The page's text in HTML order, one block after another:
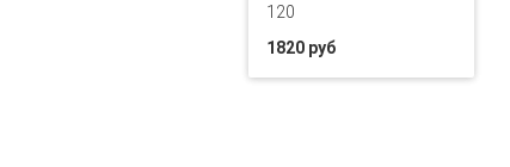
120
1820 руб